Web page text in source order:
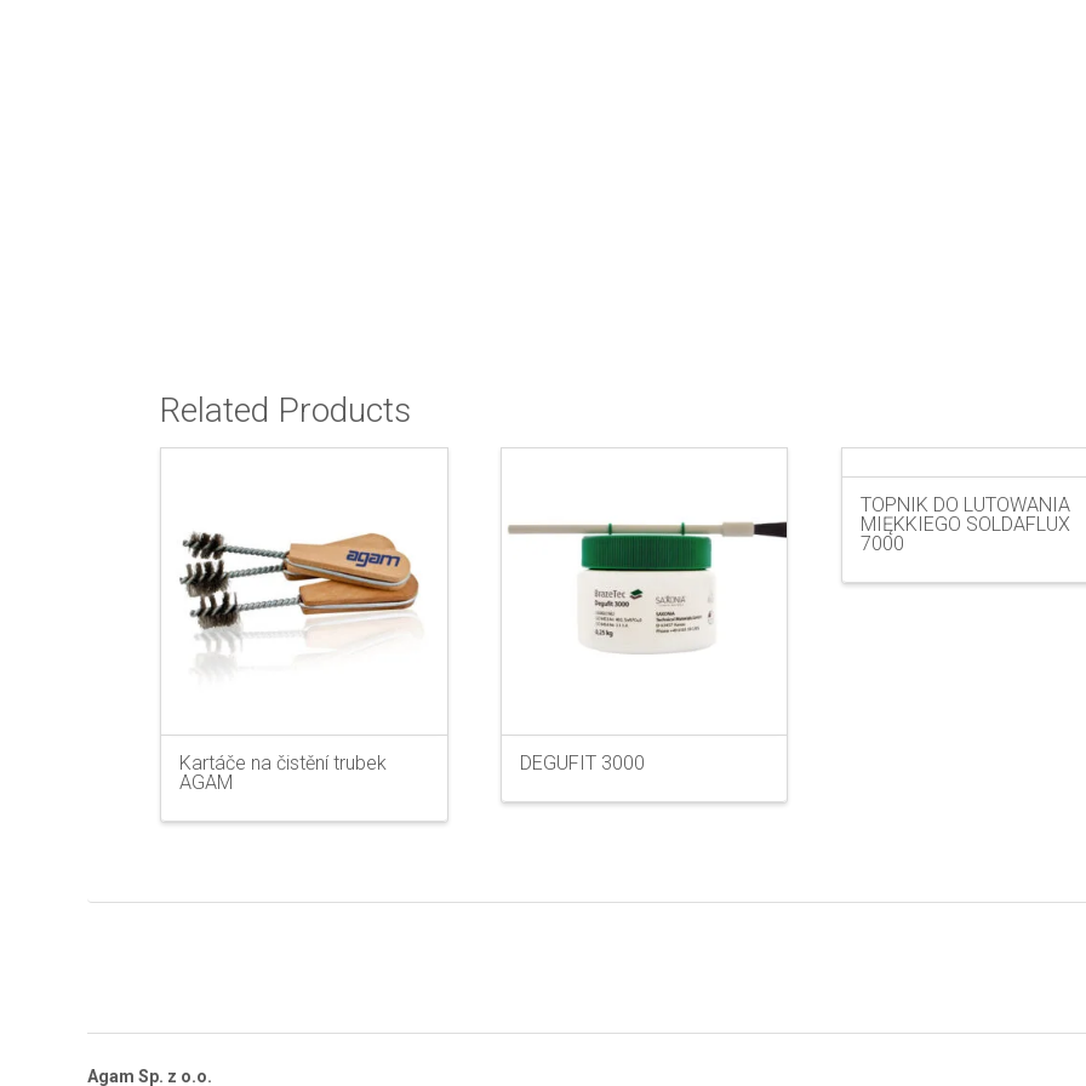
Related Products
Kartáče na čistění trubek
AGAM
DEGUFIT 3000
TOPNIK DO LUTOWANIA
MIĘKKIEGO SOLDAFLUX
7000
Agam Sp. z o.o.